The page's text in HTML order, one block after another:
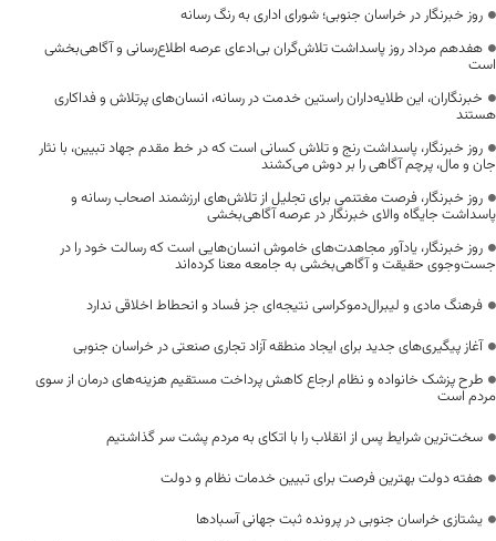
روز خبرنگار در خراسان جنوبی؛ شورای اداری به رنگ رسانه
هفدهم مرداد روز پاسداشت تلاش‌گران بی‌ادعای عرصه اطلاع‌رسانی و آگاهی‌بخشی
است
خبرنگاران، این طلایه‌داران راستین خدمت در رسانه، انسان‌های پرتلاش و فداکاری
هستند
روز خبرنگار، پاسداشت رنج و تلاش کسانی است که در خط مقدم جهاد تبیین، با نثار
جان و مال، پرچم آگاهی را بر دوش می‌کشند
روز خبرنگار، فرصت مغتنمی برای تجلیل از تلاش‌های ارزشمند اصحاب رسانه و
پاسداشت جایگاه والای خبرنگار در عرصه آگاهی‌بخشی
روز خبرنگار، یادآور مجاهدت‌های خاموش انسان‌هایی است که رسالت خود را در
جست‌وجوی حقیقت و آگاهی‌بخشی به جامعه معنا کرده‌اند
فرهنگ مادی و لیبرال‌دموکراسی نتیجه‌ای جز فساد و انحطاط اخلاقی ندارد
آغاز پیگیری‌های جدید برای ایجاد منطقه آزاد تجاری صنعتی در خراسان جنوبی
طرح پزشک خانواده و نظام ارجاع کاهش پرداخت مستقیم هزینه‌های درمان از سوی
مردم است
سخت‌ترین شرایط پس از انقلاب را با اتکای به مردم پشت سر گذاشتیم
هفته دولت بهترین فرصت برای تبیین خدمات نظام و دولت
یشتازی خراسان جنوبی در پرونده ثبت جهانی آسبادها